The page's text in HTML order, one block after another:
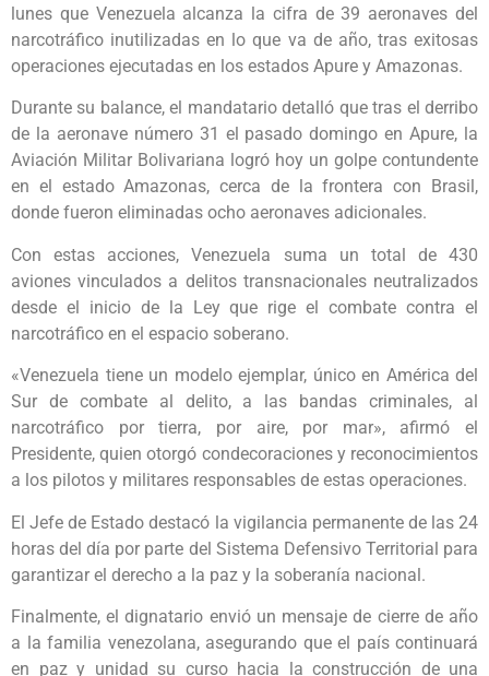
lunes que Venezuela alcanza la cifra de 39 aeronaves del
narcotráfico inutilizadas en lo que va de año, tras exitosas
operaciones ejecutadas en los estados Apure y Amazonas.
Durante su balance, el mandatario detalló que tras el derribo
de la aeronave número 31 el pasado domingo en Apure, la
Aviación Militar Bolivariana logró hoy un golpe contundente
en el estado Amazonas, cerca de la frontera con Brasil,
donde fueron eliminadas ocho aeronaves adicionales.
Con estas acciones, Venezuela suma un total de 430
aviones vinculados a delitos transnacionales neutralizados
desde el inicio de la Ley que rige el combate contra el
narcotráfico en el espacio soberano.
«Venezuela tiene un modelo ejemplar, único en América del
Sur de combate al delito, a las bandas criminales, al
narcotráfico por tierra, por aire, por mar», afirmó el
Presidente, quien otorgó condecoraciones y reconocimientos
a los pilotos y militares responsables de estas operaciones.
El Jefe de Estado destacó la vigilancia permanente de las 24
horas del día por parte del Sistema Defensivo Territorial para
garantizar el derecho a la paz y la soberanía nacional.
Finalmente, el dignatario envió un mensaje de cierre de año
a la familia venezolana, asegurando que el país continuará
en paz y unidad su curso hacia la construcción de una